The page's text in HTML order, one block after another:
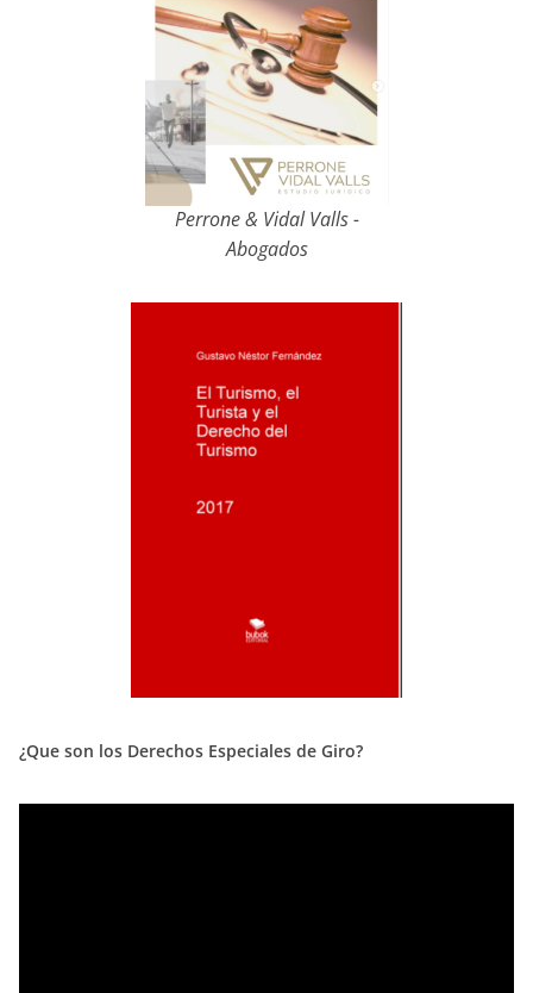
Perrone & Vidal Valls -
Abogados
¿Que son los Derechos Especiales de Giro?